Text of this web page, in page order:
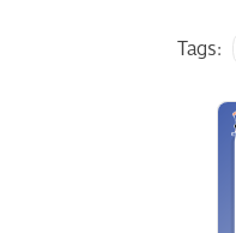
Tags: